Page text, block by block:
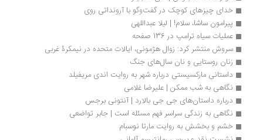
خدای چیزهای کوچک در گفت‌وگو با آرونداتی روی
پیرامون ساشا، سلام! | لیلا عبداللهی
عملیات سیاه ترامپ در 136 صفحه
سروش منتشر کرد: زوال هژمونی، ایالات متحده در نیمکرۀ غربی
زنان روستایی و نان سال‌های جنگ
داستانی مارکسیستی درباره شهر به روایت اندی مریفیلد
نگاهی به شب ممکن | علیرضا غلامی
درباره داستان‌های جی جی بالارد | آنتونی برجس
نگاهی به زندگی سراسر فهم مسئله است | جابر تواضعی
خشم و بخشش به روایت مارتا نوسبام